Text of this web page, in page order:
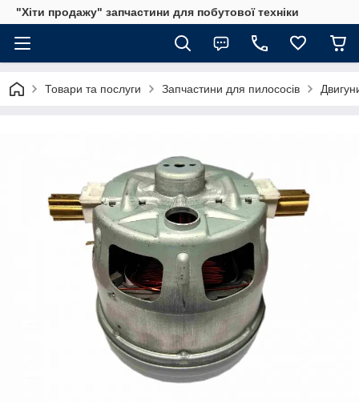
"Хіти продажу" запчастини для побутової техніки
Товари та послуги Запчастини для пилососів